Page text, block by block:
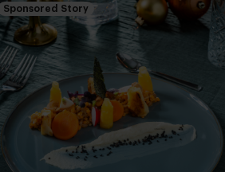
Sponsored Story